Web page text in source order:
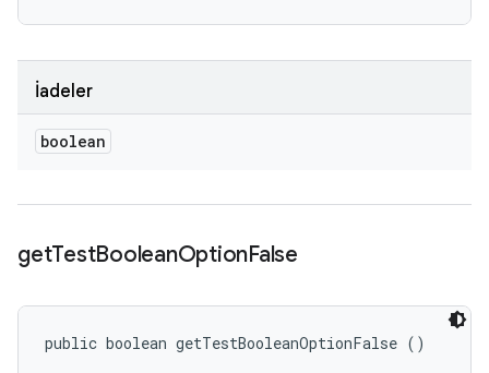
İadeler
boolean
getTestBooleanOptionFalse
public boolean getTestBooleanOptionFalse ()